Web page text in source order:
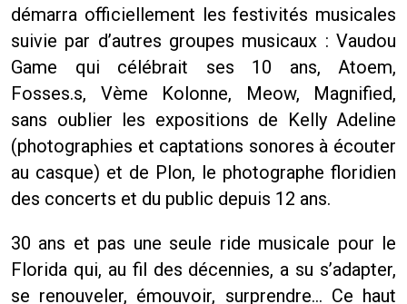
démarra officiellement les festivités musicales
suivie par d’autres groupes musicaux : Vaudou
Game qui célébrait ses 10 ans, Atoem,
Fosses.s, Vème Kolonne, Meow, Magnified,
sans oublier les expositions de Kelly Adeline
(photographies et captations sonores à écouter
au casque) et de Plon, le photographe floridien
des concerts et du public depuis 12 ans.
30 ans et pas une seule ride musicale pour le
Florida qui, au fil des décennies, a su s’adapter,
se renouveler, émouvoir, surprendre… Ce haut